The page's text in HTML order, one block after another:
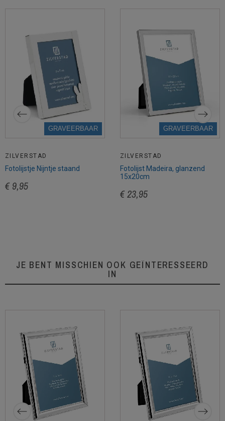
GRAVEERBAAR
ZILVERSTAD
Fotolijstje Nijntje staand
€ 9,95
GRAVEERBAAR
ZILVERSTAD
Fotolijst Madeira, glanzend
15x20cm
€ 23,95
JE BENT MISSCHIEN OOK GEÏNTERESSEERD
IN